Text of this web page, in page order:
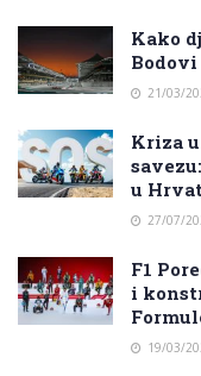
Kako
21/03/
Kriza
u
27/07/
F1
i
19/03/